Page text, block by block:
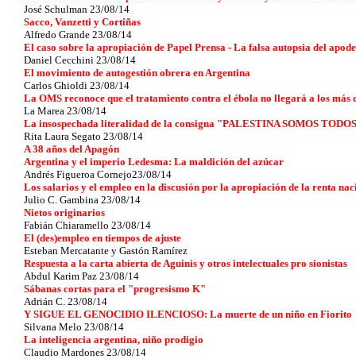
José Schulman 23/08/14
Sacco, Vanzetti y Cortiñas
Alfredo Grande 23/08/14
El caso sobre la apropiación de Papel Prensa - La falsa autopsia del
Daniel Cecchini 23/08/14
El movimiento de autogestión obrera en Argentina
Carlos Ghioldi 23/08/14
La OMS reconoce que el tratamiento contra el ébola no llegará a los más
La Marea 23/08/14
La insospechada literalidad de la consigna "PALESTINA SOMOS
Rita Laura Segato 23/08/14
A 38 años del Apagón
Argentina y el imperio Ledesma: La maldición del azúcar
Andrés Figueroa Cornejo23/08/14
Los salarios y el empleo en la discusión por la apropiación de la renta
Julio C. Gambina 23/08/14
Nietos originarios
Fabián Chiaramello 23/08/14
El (des)empleo en tiempos de ajuste
Esteban Mercatante y Gastón Ramírez
Respuesta a la carta abierta de Aguinis y otros intelectuales pro sionistas
Abdul Karim Paz 23/08/14
Sábanas cortas para el "progresismo K"
Adrián C. 23/08/14
Y SIGUE EL GENOCIDIO ILENCIOSO: La muerte de un niño en Fiorito
Silvana Melo 23/08/14
La inteligencia argentina, niño prodigio
Claudio Mardones 23/08/14